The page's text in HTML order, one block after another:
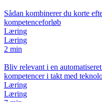
Sådan kombinerer du korte
kompetenceforløb
Læring
Læring
2 min
Bliv relevant i en
kompetencer i takt med
Læring
Læring